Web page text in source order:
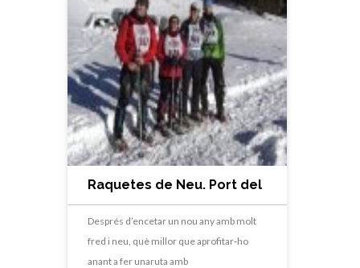
Raquetes de Neu. Port del
CompteTuixent 2010
Després d’encetar un nou any amb molt
fred i neu, què millor que aprofitar‐ho
anant a fer unaruta amb